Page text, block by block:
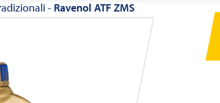
- Ravenol ATF ZMS